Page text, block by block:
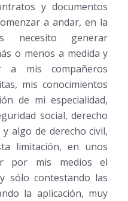
y documentos
a andar, en la
necesito generar
o menos a medida y
a mis compañeros
mis conocimientos
de mi especialidad,
social, derecho
algo de derecho civil,
limitación, en unos
por mis medios el
sólo contestando las
la aplicación, muy